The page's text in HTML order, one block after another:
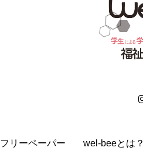
フリーペーパー wel-beeとは？